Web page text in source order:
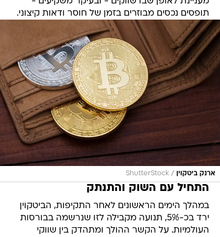
תופסים נכסים מבוזרים בזמן של חוסר ודאות קיצוני.
ארנק ביטקוין /
ShutterStock
התחיל עם השוק והתנתק
במהלך הימים הראשונים לאחר התקיפות, הביטקוין
ירד בכ-5%, תנועה מקבילה לזו שנרשמה בבורסות
העולמיות. על הקשר ההולך ומתהדק בין שווקי